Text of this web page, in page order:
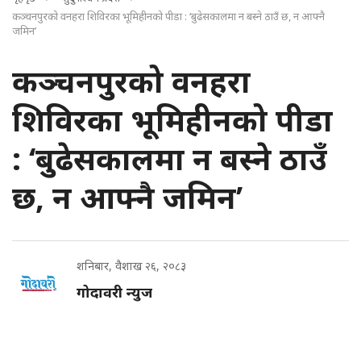
कञ्चनपुरको वनहरा शिविरका भूमिहीनको पीडा : ‘बुढेसकालमा न बस्ने ठाउँ छ, न आफ्नै
जमिन’
कञ्चनपुरको वनहरा
शिविरका भूमिहीनको पीडा
: ‘बुढेसकालमा न बस्ने ठाउँ
छ, न आफ्नै जमिन’
शनिबार, वैशाख २६, २०८३
गोदावरी न्युज